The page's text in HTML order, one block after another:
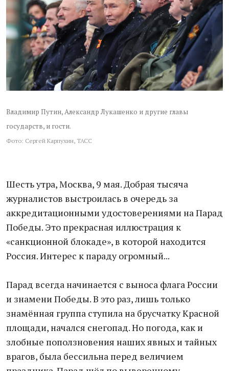
Владимир Путин, Александр Лукашенко и другие главы
государств, и гости.
Фото: Сергей Карпухин, ТАСС
Шесть утра, Москва, 9 мая. Добрая тысяча
журналистов выстроилась в очередь за
аккредитационными удостоверениями на Парад
Победы. Это прекрасная иллюстрация к
«санкционной блокаде», в которой находится
Россия. Интерес к параду огромный...
Парад всегда начинается с выноса флага России
и знамени Победы. В это раз, лишь только
знамённая группа ступила на брусчатку Красной
площади, начался снегопад. Но погода, как и
злобные поползновения наших явных и тайных
врагов, была бессильна перед величием